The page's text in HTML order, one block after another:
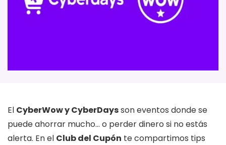
El CyberWow y CyberDaysson eventos donde se
puede ahorrar mucho… o perder dinero si no estás
alerta. En el Club del Cupón te compartimos tips